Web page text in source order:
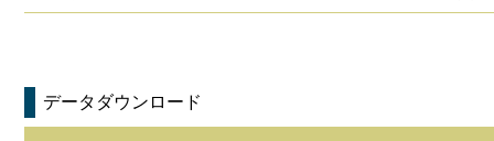
データダウンロード